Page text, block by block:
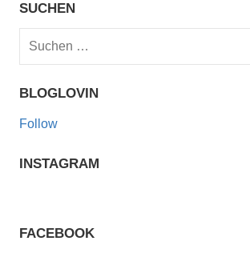
SUCHEN
Suchen
BLOGLOVIN
Follow
INSTAGRAM
FACEBOOK